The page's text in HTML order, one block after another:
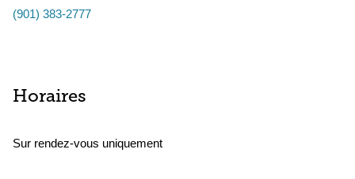
(901) 383-2777
Horaires
Sur rendez-vous uniquement